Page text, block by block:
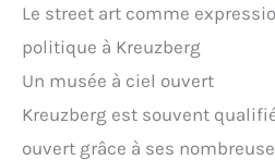
Le street art comme
politique à Kreuzberg
Un musée à ciel ouvert
Kreuzberg est souvent
ouvert grâce à ses